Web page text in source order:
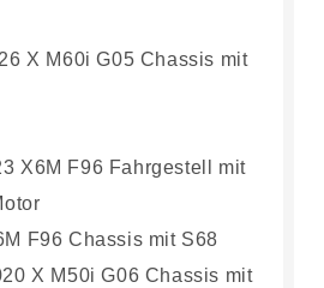
X M60i G05 Chassis mit
X6M F96 Fahrgestell mit
F96 Chassis mit S68
X M50i G06 Chassis mit